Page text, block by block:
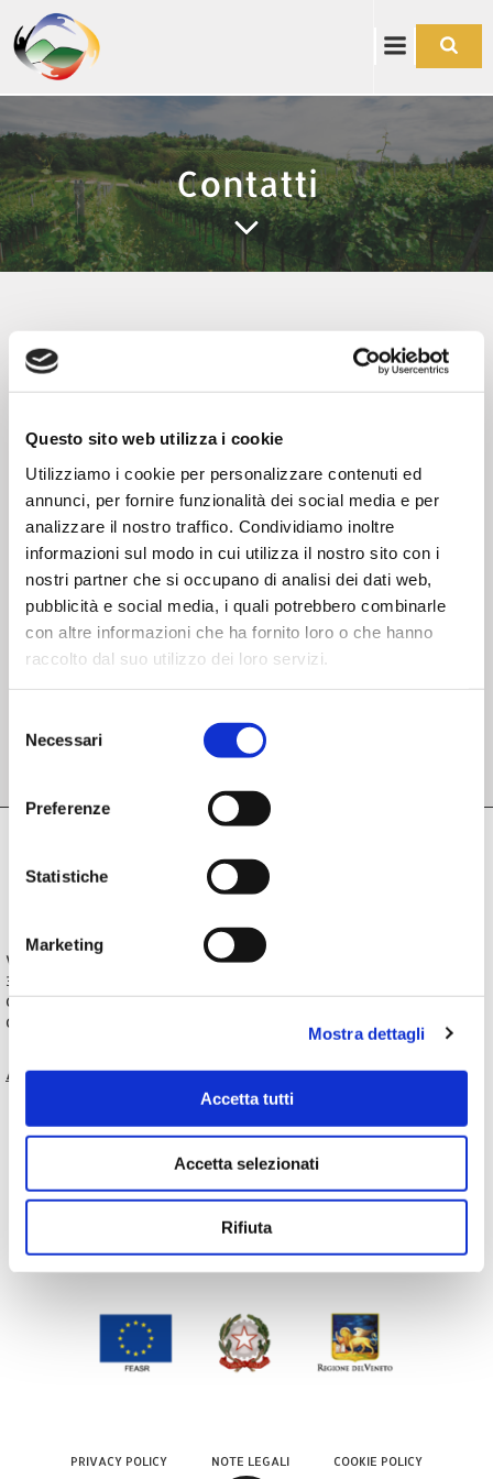
Questo sito web utilizza i cookie
Utilizziamo i cookie per personalizzare contenuti ed
annunci, per fornire funzionalità dei social media e per
analizzare il nostro traffico. Condividiamo inoltre
informazioni sul modo in cui utilizza il nostro sito con i
nostri partner che si occupano di analisi dei dati web,
pubblicità e social media, i quali potrebbero combinarle
con altre informazioni che ha fornito loro o che hanno
raccolto dal suo utilizzo dei loro servizi.
delNecessari
Preferenze
Statistiche
Marketing
Mostra dettagli
Accetta tutti
Accetta selezionati
Rifiuta
Contatti
PEC: comuniareaberica@legalmail.it
EMAIL: ipaareaberica@gmail.com
Via Roma, 94
Via Roma 94
36040 Sossano (VI)
CF / P.IVA 95144950243
Capitale Sociale: 20.000€
Area riservata operatori
PRIVACY POLICY NOTE LEGALI COOKIE POLICY